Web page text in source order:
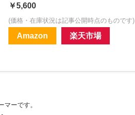
￥5,600
(価格・在庫状況は記事公開時点のものです)
Amazon 楽天市場
マーです。